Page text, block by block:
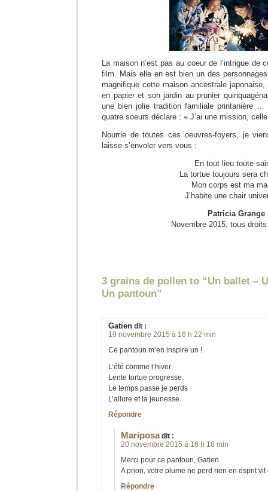
La maison n’est pas au coeur de l’intrigue de
film. Mais elle en est bien un des
magnifique cette maison ancestrale
en papier et son jardin au prunier
une bien jolie tradition familiale printanière …
quatre soeurs déclare : « J’ai une mission,
Nourrie de toutes ces oeuvres-foyers, je
laisse s’envoler vers vous :
En tout lieu toute
La tortue toujours sera
Mon corps est ma
J’habite une chair
Patricia Grange
Novembre 2015, tous
3 grains de pollen to “Un ballet –
Un pantoun”
Gatien dit :
19 novembre 2015 à 16 h 22 min
Ce pantoun m’en inspire un !
L’été comme l’hiver
Lente tortue progresse.
Le temps passe je perds
L’allure et la jeunesse.
Répondre
Mariposa dit :
20 novembre 2015 à 16 h 18 min
Merci pour ce pantoun, Gatien.
A priori, votre plume ne perd rien en esprit
Répondre